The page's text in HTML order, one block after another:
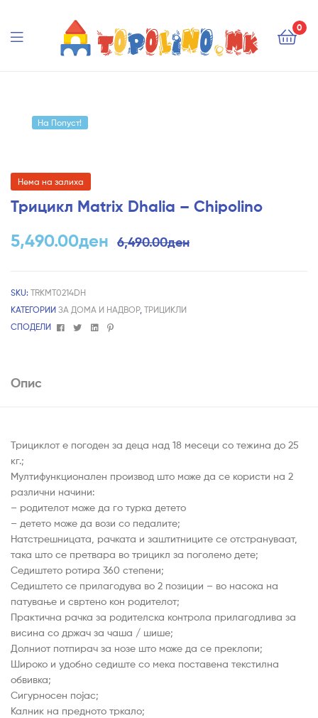
0
На Попуст!
Нема на залиха
Трицикл Matrix Dhalia – Chipolino
6,490.00ден
5,490.00ден
SKU: TRKMT0214DH
КАТЕГОРИИ ЗА ДОМА И НАДВОР, ТРИЦИКЛИ
СПОДЕЛИ
FacebookTwitterLinkedin
Pinterest
Опис
Трициклот е погоден за деца над 18 месеци со тежина до 25
кг.;
Мултифункционален производ што може да се користи на 2
различни начини:
– родителот може да го турка детето
– детето може да вози со педалите;
Натстрешницата, рачката и заштитниците се отстрануваат,
така што се претвара во трицикл за поголемо дете;
Седиштето ротира 360 степени;
Седиштето се прилагодува во 2 позиции – во насока на
патување и свртено кон родителот;
Практична рачка за родителска контрола прилагодлива за
висина со држач за чаша / шише;
Долниот потпирач за нозе што може да се преклопи;
Широко и удобно седиште со мека поставена текстилна
обвивка;
Сигурносен појас;
Калник на предното тркало;